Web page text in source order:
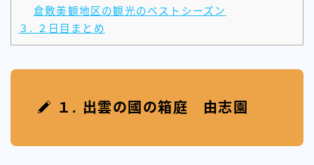
倉敷美観地区の観光のベストシーズン
３. ２日目まとめ
１. 出雲の國の箱庭 由志園